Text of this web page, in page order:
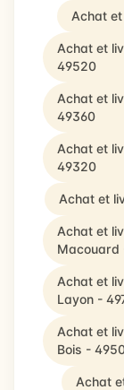
Achat
Achat et
49520
Achat et
49360
Achat et
49320
Achat et
Achat et
Macouard
Achat et
Layon -
Achat et
Bois -
Achat